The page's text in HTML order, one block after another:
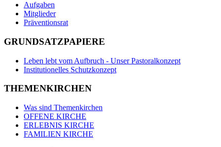
Aufgaben
Mitglieder
Präventionsrat
GRUNDSATZPAPIERE
Leben lebt vom Aufbruch - Unser Pastoralkonzept
Institutionelles Schutzkonzept
THEMENKIRCHEN
Was sind Themenkirchen
OFFENE KIRCHE
ERLEBNIS KIRCHE
FAMILIEN KIRCHE